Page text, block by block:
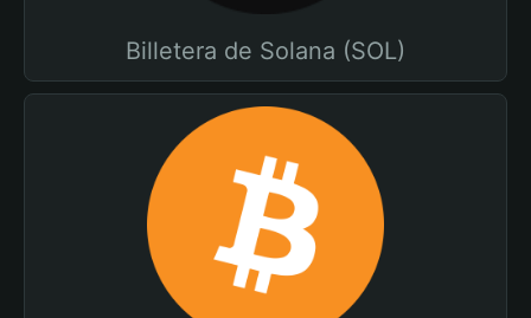
Billetera de Solana (SOL)